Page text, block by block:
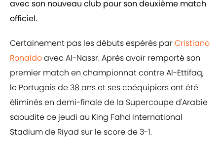
avec son nouveau club pour son deuxième match
officiel.
Certainement pas les débuts espérés parCristiano
Ronaldoavec Al-Nassr. Après avoir remporté son
premier match en championnat contre Al-Ettifaq,
le Portugais de 38 ans et ses coéquipiers ont été
éliminés en demi-finale de la Supercoupe d'Arabie
saoudite ce jeudi au King Fahd International
Stadium de Riyad sur le score de 3-1.